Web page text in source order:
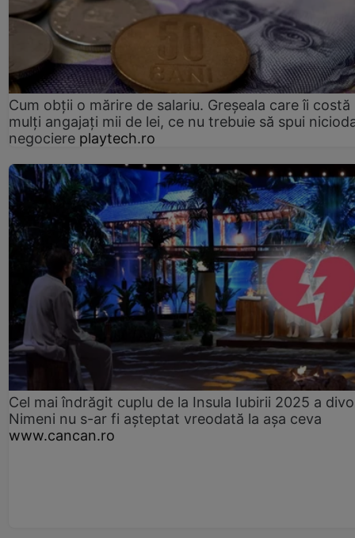
Cum obții o mărire de salariu. Greșeala care îi costă
mulți angajați mii de lei, ce nu trebuie să spui
negociere playtech.ro
Cel mai îndrăgit cuplu de la Insula Iubirii 2025 a
Nimeni nu s-ar fi așteptat vreodată la așa ceva
www.cancan.ro